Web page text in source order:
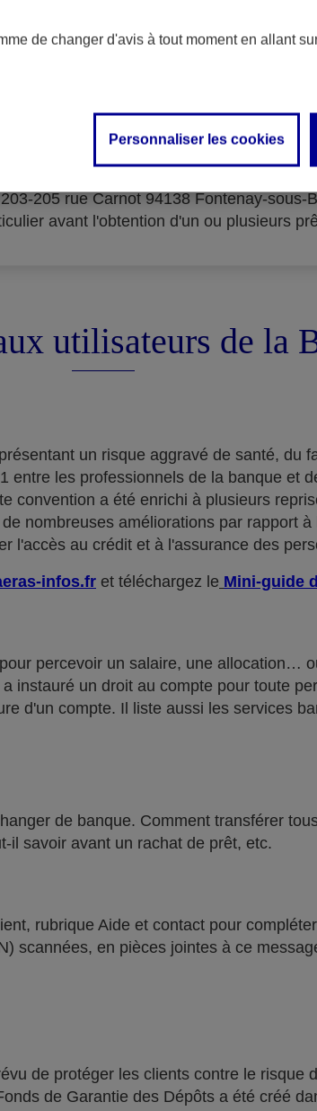
d'acceptation du
Banque Financement – SA au capital
205 rue Carnot 94138 Fontenay-sous-
avant l'obtention d'un ou plusieurs
utilisateurs de la
un risque aggravé de santé, du
entre les professionnels de la banque et
convention a été enrichi à plusieurs
nombreuses améliorations par rapport
l'accès au crédit et à l'assurance des
infos.fr et téléchargez le Mini-guide
percevoir un salaire, une allocation…
instauré un droit au compte pour toute
d'un compte. Il liste aussi les services
de banque. Comment transférer
il savoir avant un rachat de prêt, etc.
rubrique Aide et contact pour
scannées, en pièces jointes à ce
de protéger les clients contre le risque
de Garantie des Dépôts a été créé
de changer d'avis à tout moment en allant
Personnaliser les cookies